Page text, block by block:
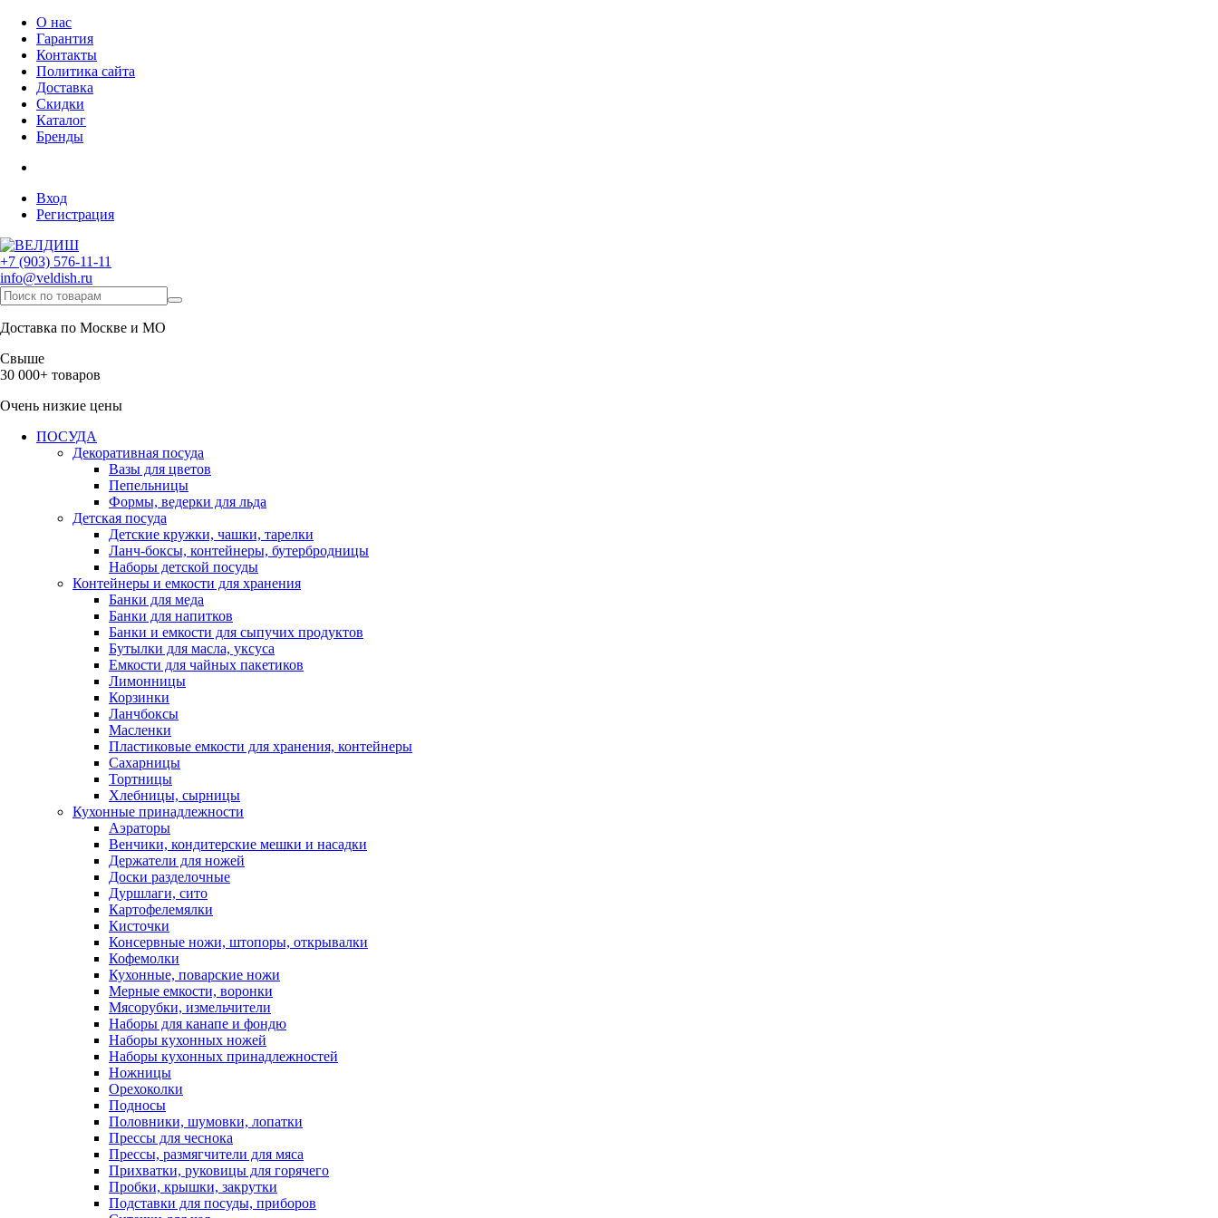
О нас
Гарантия
Контакты
Политика сайта
Доставка
Скидки
Каталог
Бренды
Вход
Регистрация
+7 (903) 576-11-11
info@veldish.ru
Доставка по Москве и МО
Свыше
30 000+ товаров
Очень низкие цены
ПОСУДА
Декоративная посуда
Вазы для цветов
Пепельницы
Формы, ведерки для льда
Детская посуда
Детские кружки, чашки, тарелки
Ланч-боксы, контейнеры, бутербродницы
Наборы детской посуды
Контейнеры и емкости для хранения
Банки для меда
Банки для напитков
Банки и емкости для сыпучих продуктов
Бутылки для масла, уксуса
Емкости для чайных пакетиков
Лимонницы
Корзинки
Ланчбоксы
Масленки
Пластиковые емкости для хранения, контейнеры
Сахарницы
Тортницы
Хлебницы, сырницы
Кухонные принадлежности
Аэраторы
Венчики, кондитерские мешки и насадки
Держатели для ножей
Доски разделочные
Дуршлаги, сито
Картофелемялки
Кисточки
Консервные ножи, штопоры, открывалки
Кофемолки
Кухонные, поварские ножи
Мерные емкости, воронки
Мясорубки, измельчители
Наборы для канапе и фондю
Наборы кухонных ножей
Наборы кухонных принадлежностей
Ножницы
Орехоколки
Подносы
Половники, шумовки, лопатки
Прессы для чеснока
Прессы, размягчители для мяса
Прихватки, руковицы для горячего
Пробки, крышки, закрутки
Подставки для посуды, приборов